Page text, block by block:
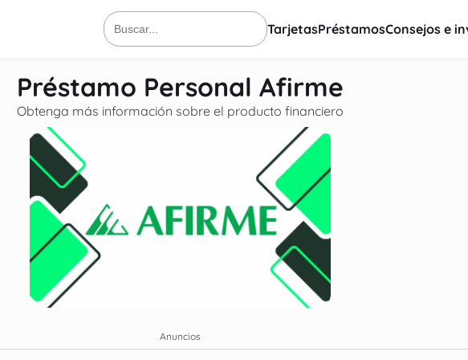
Buscar:
TarjetasPréstamosConsejos e
Préstamo Personal Afirme
Obtenga más información sobre el producto financiero
Anuncios